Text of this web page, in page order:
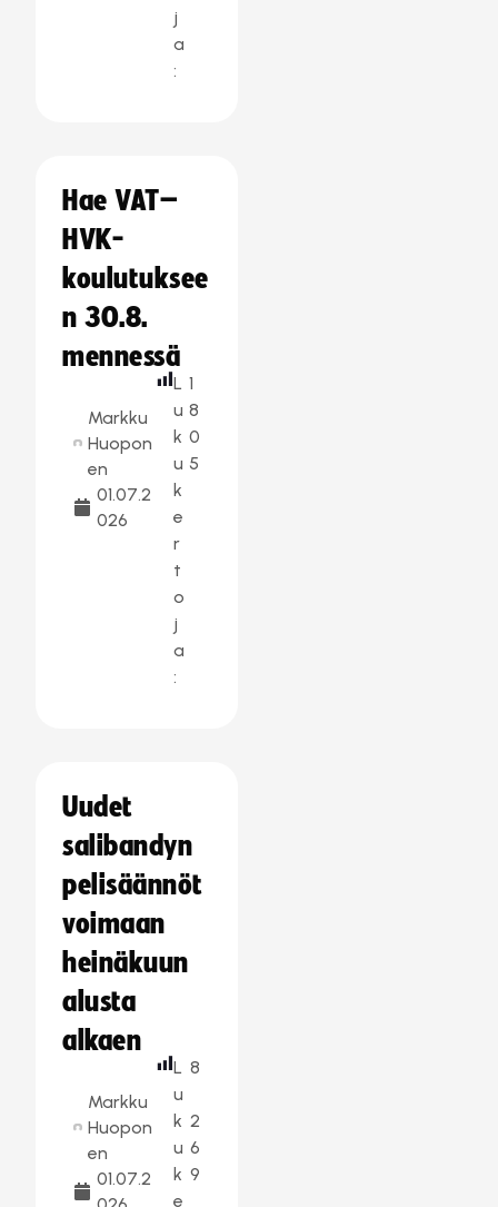
j
a
:
Hae VAT–
HVK-
koulutuksee
n 30.8.
mennessä
Markku
Huopon
en
01.07.2
026
L
u
k
u
k
e
r
t
o
j
a
:
1
8
0
5
Uudet
salibandyn
pelisäännöt
voimaan
heinäkuun
alusta
alkaen
Markku
Huopon
en
01.07.2
L
u
k
u
k
e
8
2
6
9